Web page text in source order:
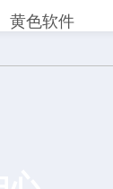
黄色软件